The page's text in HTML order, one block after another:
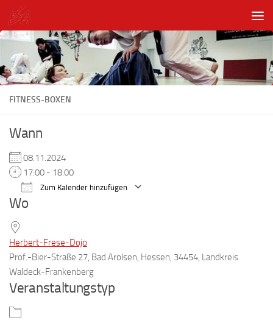
Unter dem Inhalt
FITNESS-BOXEN
Wann
08.11.2024
17:00 - 18:00
Zum Kalender hinzufügen
Wo
Herbert-Frese-Dojo
Prof.-Bier-Straße 27, Bad Arolsen, Hessen, 34454, Landkreis
Waldeck-Frankenberg
Veranstaltungstyp